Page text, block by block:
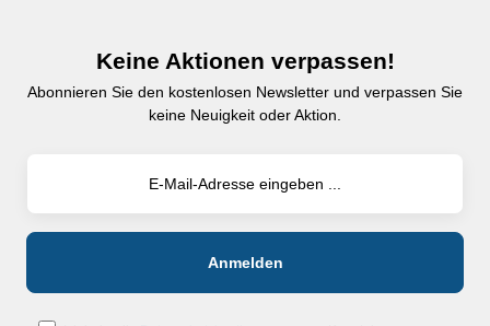
Keine Aktionen verpassen!
Abonnieren Sie den kostenlosen Newsletter und verpassen Sie
keine Neuigkeit oder Aktion.